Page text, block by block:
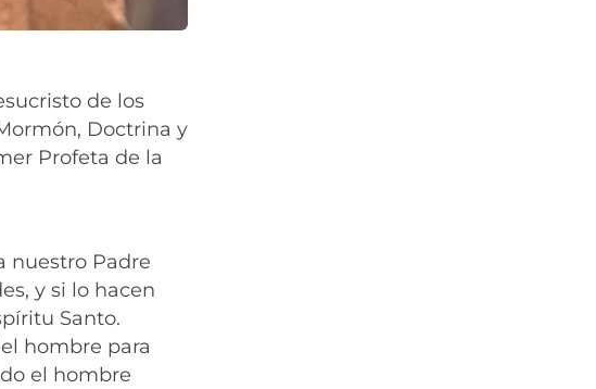
de los
Doctrina y
Profeta de la
nuestro Padre
y si lo hacen
Santo.
hombre para
el hombre